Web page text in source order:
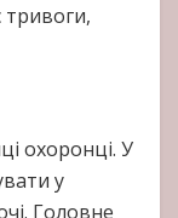
тривоги,
охоронці. У
у
Головне